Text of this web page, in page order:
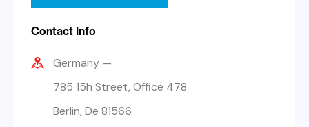
Contact Info
Germany —
785 15h Street, Office 478
Berlin, De 81566